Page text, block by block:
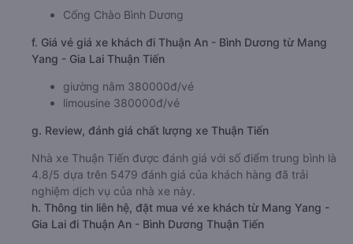
Cổng Chào Bình Dương
f. Giá vé giá xe khách đi Thuận An - Bình Dương từ Mang
Yang - Gia Lai Thuận Tiến
giường nằm 380000đ/vé
limousine 380000đ/vé
g. Review, đánh giá chất lượng xe Thuận Tiến
Nhà xe Thuận Tiến được đánh giá với số điểm trung bình là
4.8/5 dựa trên 5479 đánh giá của khách hàng đã trải
nghiệm dịch vụ của nhà xe này.
h. Thông tin liên hệ, đặt mua vé xe khách từ Mang Yang -
Gia Lai đi Thuận An - Bình Dương Thuận Tiến